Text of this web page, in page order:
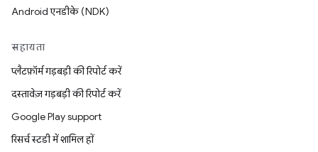
Android एनडीके (NDK)
सहायता
प्लैटफ़ॉर्म गड़बड़ी की रिपोर्ट करें
दस्तावेज़ गड़बड़ी की रिपोर्ट करें
Google Play support
रिसर्च स्टडी में शामिल हों